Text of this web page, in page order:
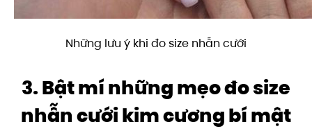
Những lưu ý khi đo size nhẫn cưới
3. Bật mí những mẹo đo size
nhẫn cưới kim cương bí mật